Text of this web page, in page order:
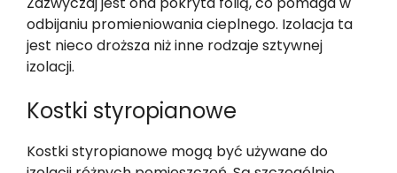
odbijaniu promieniowania cieplnego. Izolacja ta
jest nieco droższa niż inne rodzaje sztywnej
izolacji.
Kostki styropianowe
Kostki styropianowe mogą być używane do